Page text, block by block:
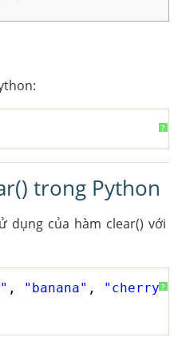
?
trong Python
dụng của hàm clear() với
?
, "banana" , "cherry"